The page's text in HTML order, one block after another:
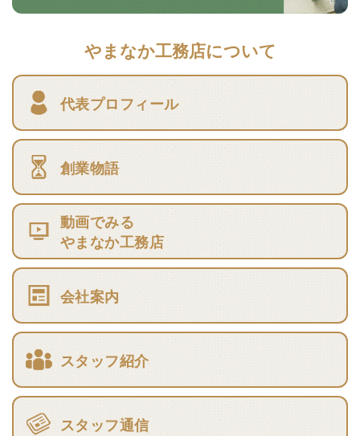
やまなか工務店について
代表プロフィール
創業物語
動画でみる
やまなか工務店
会社案内
スタッフ紹介
スタッフ通信